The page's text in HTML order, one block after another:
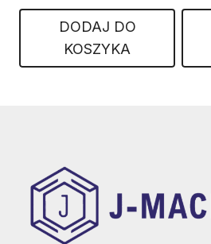
DODAJ DO
KOSZYKA